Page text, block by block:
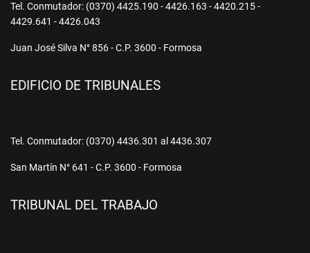
Tel. Conmutador: (0370) 4425.190 - 4426.163 - 4420.215 -
4429.641 - 4426.043
Juan José Silva N° 856 - C.P. 3600 - Formosa
EDIFICIO DE TRIBUNALES
Tel. Conmutador: (0370) 4436.301 al 4436.307
San Martín N° 641 - C.P. 3600 - Formosa
TRIBUNAL DEL TRABAJO